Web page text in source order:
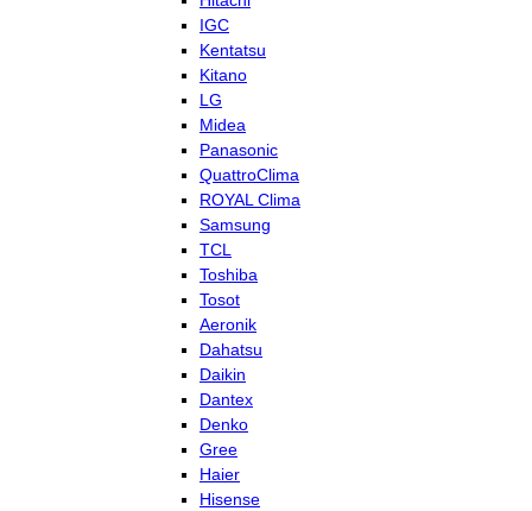
IGC
Kentatsu
Kitano
LG
Midea
Panasonic
QuattroClima
ROYAL Clima
Samsung
TCL
Toshiba
Tosot
Aeronik
Dahatsu
Daikin
Dantex
Denko
Gree
Haier
Hisense